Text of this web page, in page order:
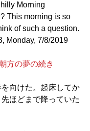
Morning
This morning is so
of such a question.
Monday, 7/8/2019
方の夢の続き
向けた。起床してか
ほどまで降っていた